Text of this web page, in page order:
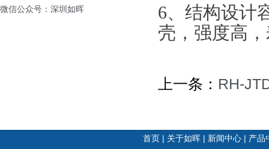
6、 结构设计
壳，强度高
上一条： RH-
微信公众号：深圳如晖
首页 | 关于如晖 | 新闻中心 | 产品